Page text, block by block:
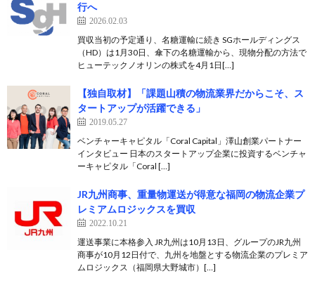
行へ
2026.02.03
買収当初の予定通り、名糖運輸に続き SGホールディングス
（HD）は1月30日、傘下の名糖運輸から、現物分配の方法で
ヒューテックノオリンの株式を4月1日[…]
【独自取材】「課題山積の物流業界だからこそ、ス
タートアップが活躍できる」
2019.05.27
ベンチャーキャピタル「Coral Capital」澤山創業パートナー
インタビュー 日本のスタートアップ企業に投資するベンチャ
ーキャピタル「Coral […]
JR九州商事、重量物運送が得意な福岡の物流企業プ
レミアムロジックスを買収
2022.10.21
運送事業に本格参入 JR九州は10月13日、グループのJR九州
商事が10月12日付で、九州を地盤とする物流企業のプレミア
ムロジックス（福岡県大野城市）[…]